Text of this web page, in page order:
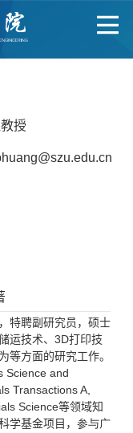
授
特聘副研究员，硕士
运技术、3D打印技
等方面的研究工作。
Science and
Transactions A,
Science等领域知
学基金项目， 参与广